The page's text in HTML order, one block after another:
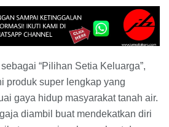
“Pilihan Setia Keluarga”,
produk super lengkap yang
gaya hidup masyarakat tanah air.
diambil buat mendekatkan diri